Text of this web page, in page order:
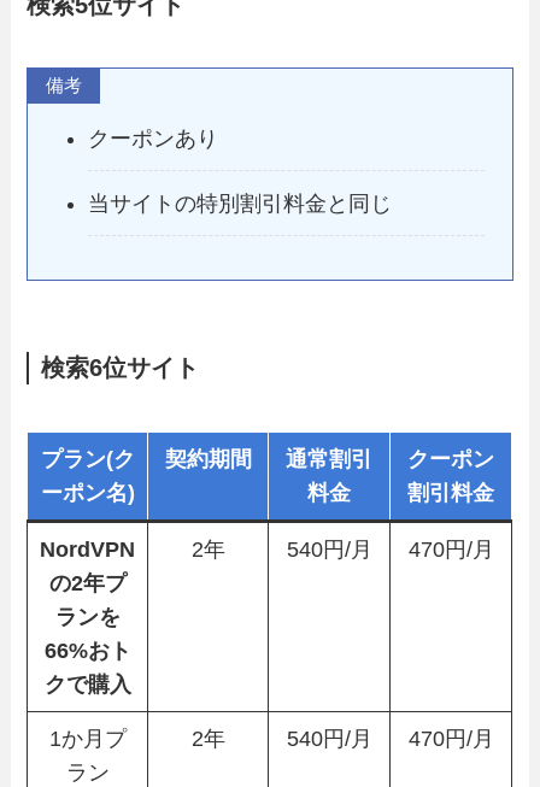
検索5位サイト
備考
クーポンあり
当サイトの特別割引料金と同じ
検索6位サイト
プラン(ク
ーポン名)
契約期間
通常割引
料金
クーポン
割引料金
NordVPN
の2年プ
ランを
66%おト
クで購入
2年 540円/月 470円/月
1か月プ
ラン
2年 540円/月 470円/月